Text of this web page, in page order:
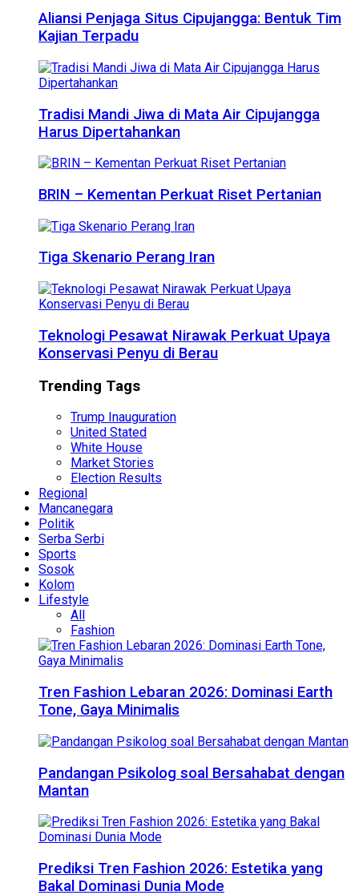
Aliansi Penjaga Situs Cipujangga: Bentuk Tim
Kajian Terpadu
Tradisi Mandi Jiwa di Mata Air Cipujangga
Harus Dipertahankan
BRIN – Kementan Perkuat Riset Pertanian
Tiga Skenario Perang Iran
Teknologi Pesawat Nirawak Perkuat Upaya
Konservasi Penyu di Berau
Trending Tags
Trump Inauguration
United Stated
White House
Market Stories
Election Results
Regional
Mancanegara
Politik
Serba Serbi
Sports
Sosok
Kolom
Lifestyle
All
Fashion
Tren Fashion Lebaran 2026: Dominasi Earth
Tone, Gaya Minimalis
Pandangan Psikolog soal Bersahabat dengan
Mantan
Prediksi Tren Fashion 2026: Estetika yang
Bakal Dominasi Dunia Mode